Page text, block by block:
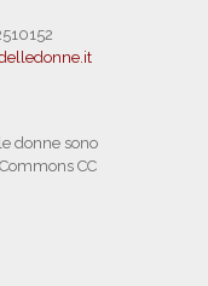
donne sono
CC